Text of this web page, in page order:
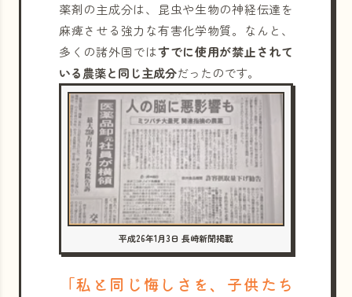
薬剤の主成分は、昆虫や生物の神経伝達を
麻痺させる強力な有害化学物質。なんと、
多くの諸外国ではすでに使用が禁止されて
いる農薬と同じ主成分だったのです。
平成26年1月3日 長崎新聞掲載
「私と同じ悔しさを、子供たち